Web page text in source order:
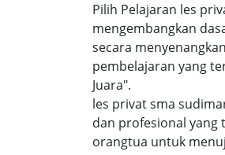
Pilih Pelajaran les
mengembangkan
secara
pembelajaran yang
Juara".
les privat sma
dan profesional yang
orangtua untuk